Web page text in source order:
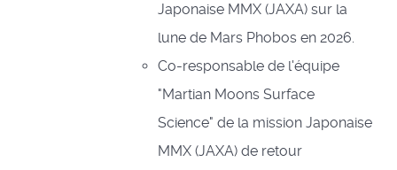
Japonaise MMX (JAXA) sur la
lune de Mars Phobos en 2026.
Co-responsable de l'équipe
"Martian Moons Surface
Science" de la mission Japonaise
MMX (JAXA) de retour